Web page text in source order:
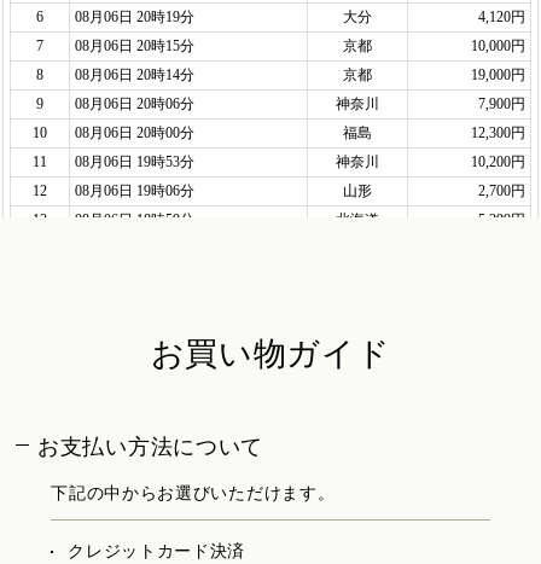
お買い物ガイド
お支払い方法について
下記の中からお選びいただけます。
クレジットカード決済